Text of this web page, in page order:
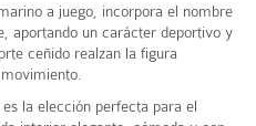
marino a juego, incorpora el nombre
aportando un carácter deportivo y
ceñido realzan la figura
la elección perfecta para el